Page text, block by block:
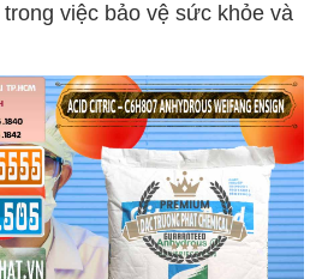
việc bảo vệ sức khỏe và